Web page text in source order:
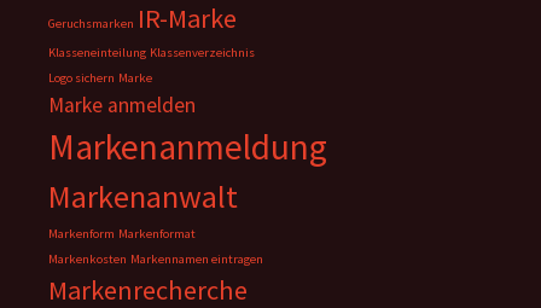
Geruchsmarken IR-Marke
Klasseneinteilung Klassenverzeichnis
Logo sichern Marke
Marke anmelden
Markenanmeldung
Markenanwalt
Markenform Markenformat
Markenkosten Markennamen eintragen
Markenrecherche